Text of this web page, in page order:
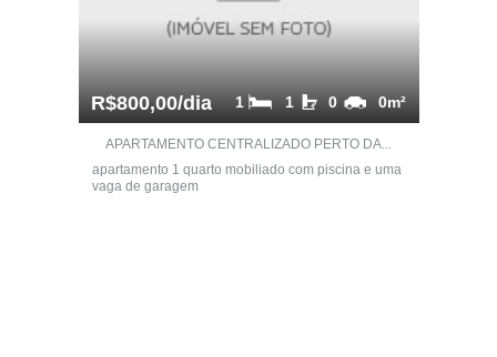
R$800,00/dia 0m²
0
1
1
APARTAMENTO CENTRALIZADO PERTO DA...
apartamento 1 quarto mobiliado com piscina e uma
vaga de garagem